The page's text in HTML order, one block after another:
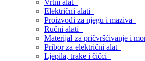
Vrtni alat
Električni alati
Proizvodi za njegu i maziva
Ručni alati
Materijal za pričvršćivanje i
Pribor za električni alat
Ljepila, trake i čičci